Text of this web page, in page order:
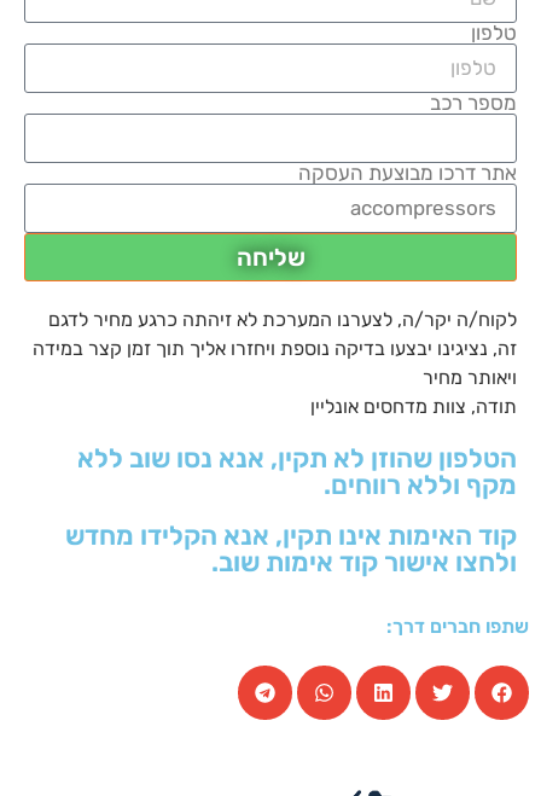
טלפון
מספר רכב
אתר דרכו מבוצעת העסקה
שליחה
לקוח/ה יקר/ה, לצערנו המערכת לא זיהתה כרגע מחיר לדגם
זה, נציגינו יבצעו בדיקה נוספת ויחזרו אליך תוך זמן קצר במידה
ויאותר מחיר
תודה, צוות מדחסים אונליין
הטלפון שהוזן לא תקין, אנא נסו שוב ללא
מקף וללא רווחים.
קוד האימות אינו תקין, אנא הקלידו מחדש
ולחצו אישור קוד אימות שוב.
שתפו חברים דרך: